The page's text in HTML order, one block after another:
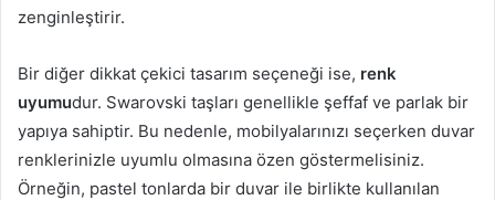
zenginleştirir.
Bir diğer dikkat çekici tasarım seçeneği ise, renk
uyumudur. Swarovski taşları genellikle şeffaf ve parlak bir
yapıya sahiptir. Bu nedenle, mobilyalarınızı seçerken duvar
renklerinizle uyumlu olmasına özen göstermelisiniz.
Örneğin, pastel tonlarda bir duvar ile birlikte kullanılan